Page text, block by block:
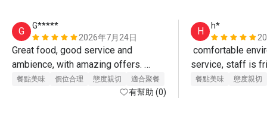
G
G*****
2026年7月24日
Great food, good service and
ambience, with amazing offers.
Enjoyed our meal a lot. Will definitely
餐點美味 價位合理 態度親切 適合聚餐
有幫助 (0)
H
h*
comfortable
service, staff is
😍
餐點美味 態度親切